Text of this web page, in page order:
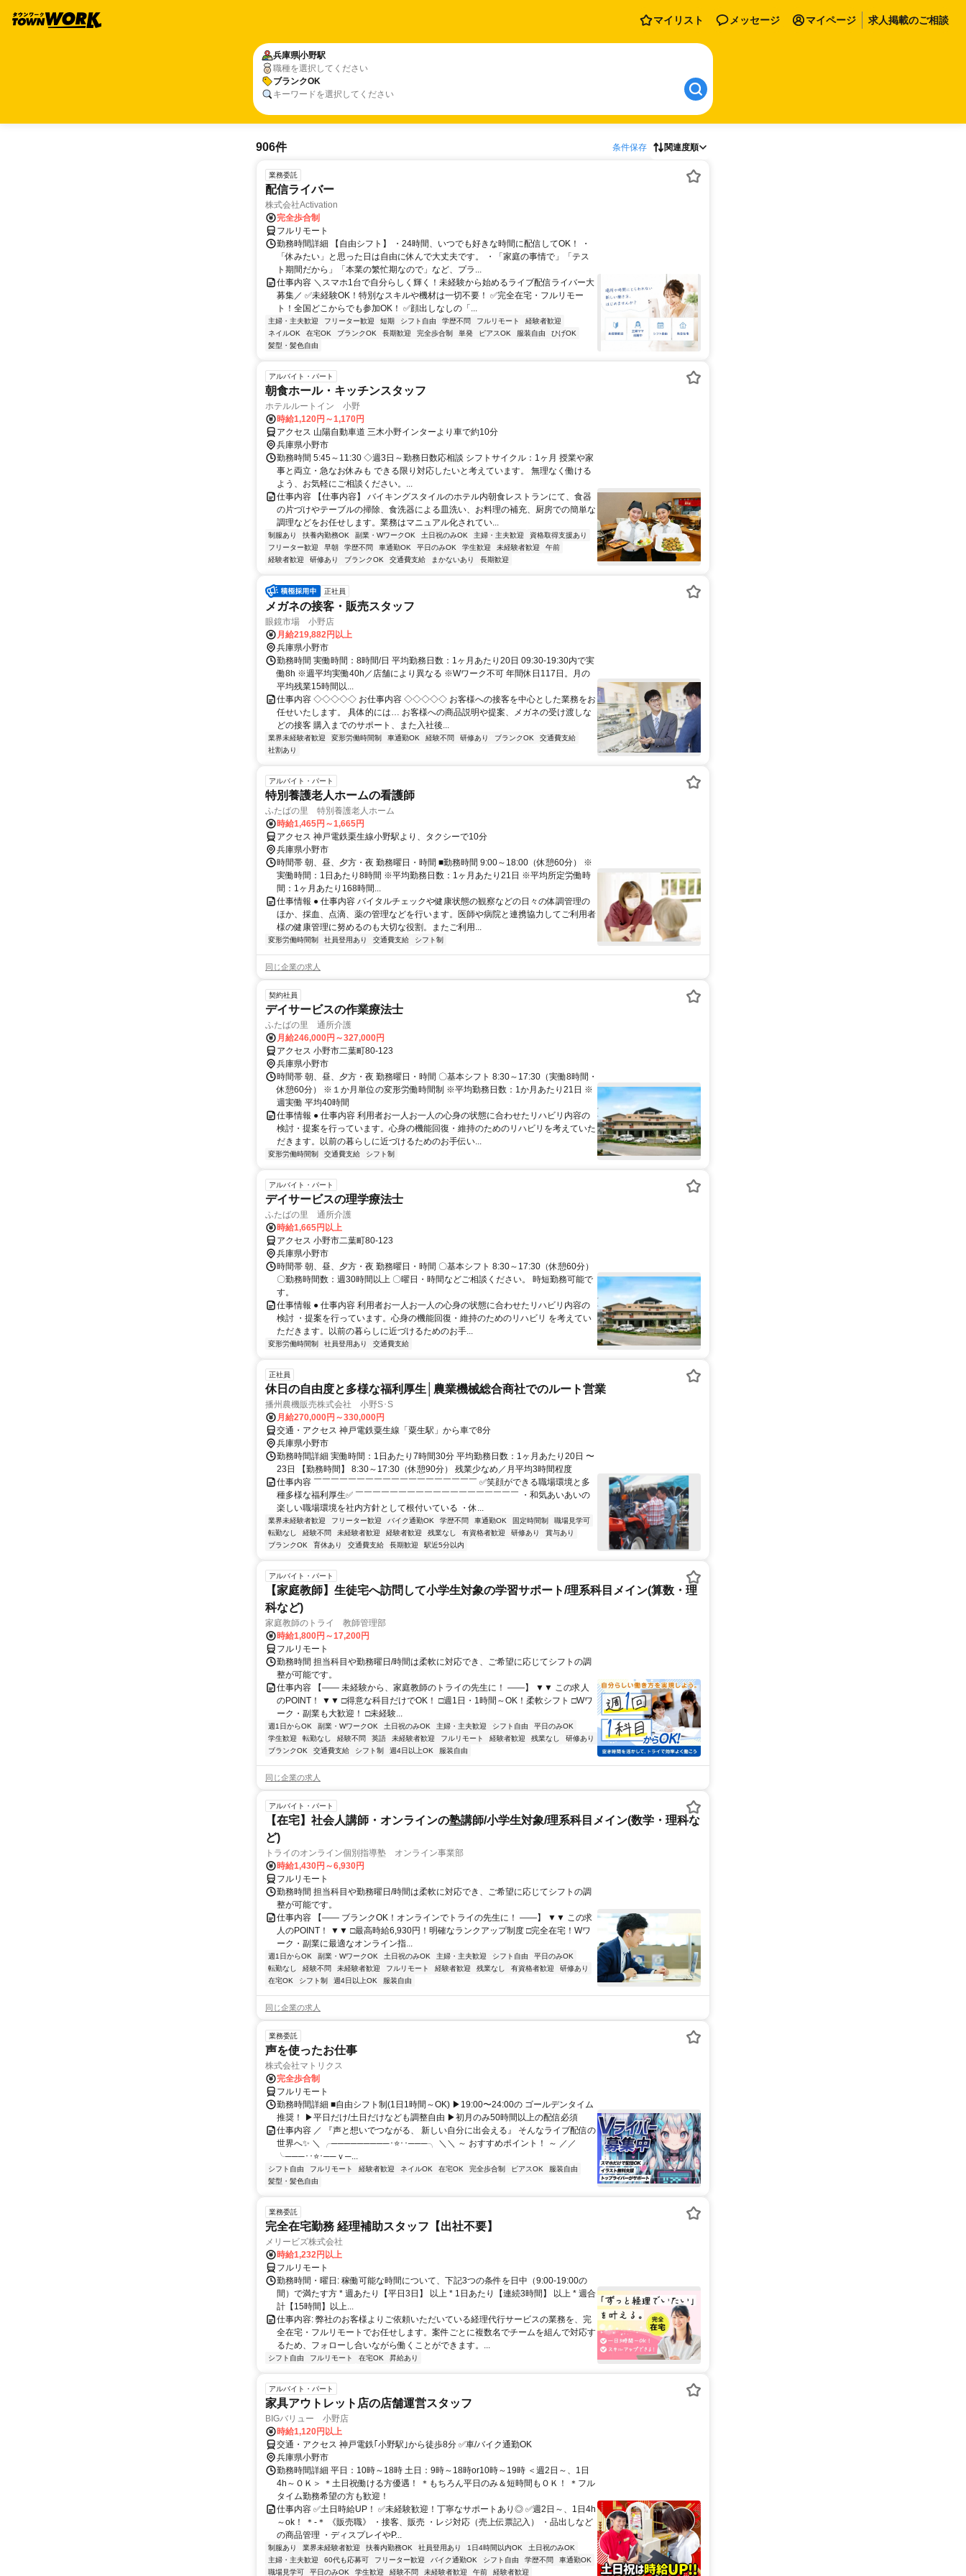
マイリスト メッセージ マイページ 求人掲載のご相談
兵庫県小野駅
職種を選択してください
ブランクOK
キーワードを選択してください
906件 条件保存 関連度順
業務委託
配信ライバー
株式会社Activation
完全歩合制
フルリモート
勤務時間詳細 【自由シフト】 ・24時間、いつでも好きな時間に配信してOK！ ・
「休みたい」と思った日は自由に休んで大丈夫です。 ・「家庭の事情で」「テス
ト期間だから」「本業の繁忙期なので」など、プラ...
仕事内容 ＼スマホ1台で自分らしく輝く！未経験から始めるライブ配信ライバー大
募集／ ✅未経験OK！特別なスキルや機材は一切不要！ ✅完全在宅・フルリモー
ト！全国どこからでも参加OK！ ✅顔出しなしの「...
主婦・主夫歓迎 フリーター歓迎 短期 シフト自由 学歴不問 フルリモート
経験者歓迎
ネイルOK
在宅OK ブランクOK 長期歓迎 完全歩合制 単発 ピアスOK 服装自由
ひげOK
髪型・髪色自由
アルバイト・パート
朝食ホール・キッチンスタッフ
ホテルルートイン 小野
時給1,120円～1,170円
アクセス 山陽自動車道 三木小野インターより車で約10分
兵庫県小野市
勤務時間 5:45～11:30 ◇週3日～勤務日数応相談 シフトサイクル：1ヶ月 授業や家
事と両立・急なお休みも できる限り対応したいと考えています。 無理なく働ける
よう、お気軽にご相談ください。...
仕事内容 【仕事内容】 バイキングスタイルのホテル内朝食レストランにて、食器
の片づけやテーブルの掃除、食洗器による皿洗い、お料理の補充、厨房での簡単な
調理などをお任せします。業務はマニュアル化されてい...
制服あり 扶養内勤務OK 副業・WワークOK 土日祝のみOK 主婦・主夫歓迎
資格取得支援あり
フリーター歓迎
早朝 学歴不問 車通勤OK 平日のみOK 学生歓迎 未経験者歓迎
午前
経験者歓迎
研修あり ブランクOK 交通費支給 まかないあり 長期歓迎
正社員
メガネの接客・販売スタッフ
眼鏡市場 小野店
月給219,882円以上
兵庫県小野市
勤務時間 実働時間：8時間/日 平均勤務日数：1ヶ月あたり20日 09:30-19:30内で実
働8h ※週平均実働40h／店舗により異なる ※Wワーク不可 年間休日117日。月の
平均残業15時間以...
仕事内容 ◇◇◇◇◇ お仕事内容 ◇◇◇◇◇ お客様への接客を中心とした業務をお
任せいたします。 具体的には… お客様への商品説明や提案、メガネの受け渡しな
どの接客 購入までのサポート、また入社後...
業界未経験者歓迎 変形労働時間制 車通勤OK 経験不問 研修あり ブランクOK
交通費支給
社割あり
アルバイト・パート
特別養護老人ホームの看護師
ふたばの里 特別養護老人ホーム
時給1,465円～1,665円
アクセス 神戸電鉄栗生線小野駅より、タクシーで10分
兵庫県小野市
時間帯 朝、昼、夕方・夜 勤務曜日・時間 ■勤務時間 9:00～18:00（休憩60分） ※
実働時間：1日あたり8時間 ※平均勤務日数：1ヶ月あたり21日 ※平均所定労働時
間：1ヶ月あたり168時間...
仕事情報 ● 仕事内容 バイタルチェックや健康状態の観察などの日々の体調管理の
ほか、採血、点滴、薬の管理などを行います。医師や病院と連携協力してご利用者
様の健康管理に努めるのも大切な役割。またご利用...
変形労働時間制 社員登用あり 交通費支給 シフト制
同じ企業の求人
契約社員
デイサービスの作業療法士
ふたばの里 通所介護
月給246,000円～327,000円
アクセス 小野市二葉町80-123
兵庫県小野市
時間帯 朝、昼、夕方・夜 勤務曜日・時間 〇基本シフト 8:30～17:30（実働8時間・
休憩60分） ※１か月単位の変形労働時間制 ※平均勤務日数：1か月あたり21日 ※
週実働 平均40時間
仕事情報 ● 仕事内容 利用者お一人お一人の心身の状態に合わせたリハビリ内容の
検討・提案を行っています。心身の機能回復・維持のためのリハビリを考えていた
だきます。以前の暮らしに近づけるためのお手伝い...
変形労働時間制 交通費支給 シフト制
アルバイト・パート
デイサービスの理学療法士
ふたばの里 通所介護
時給1,665円以上
アクセス 小野市二葉町80-123
兵庫県小野市
時間帯 朝、昼、夕方・夜 勤務曜日・時間 〇基本シフト 8:30～17:30（休憩60分）
〇勤務時間数：週30時間以上 〇曜日・時間などご相談ください。 時短勤務可能で
す。
仕事情報 ● 仕事内容 利用者お一人お一人の心身の状態に合わせたリハビリ内容の
検討 ・提案を行っています。心身の機能回復・維持のためのリハビリ を考えてい
ただきます。以前の暮らしに近づけるためのお手...
変形労働時間制 社員登用あり 交通費支給
正社員
休日の自由度と多様な福利厚生│農業機械総合商社でのルート営業
播州農機販売株式会社 小野S･S
月給270,000円～330,000円
交通・アクセス 神戸電鉄粟生線「粟生駅」から車で8分
兵庫県小野市
勤務時間詳細 実働時間：1日あたり7時間30分 平均勤務日数：1ヶ月あたり20日 〜
23日 【勤務時間】 8:30～17:30（休憩90分） 残業少なめ／月平均3時間程度
仕事内容 ￣￣￣￣￣￣￣￣￣￣￣￣￣￣￣￣￣￣￣ ✅笑顔ができる職場環境と多
種多様な福利厚生✅ ￣￣￣￣￣￣￣￣￣￣￣￣￣￣￣￣￣￣￣ ・和気あいあいの
楽しい職場環境を社内方針として根付いている ・休...
業界未経験者歓迎 フリーター歓迎 バイク通勤OK 学歴不問 車通勤OK 固定時間制
職場見学可
転勤なし
経験不問 未経験者歓迎 経験者歓迎 残業なし 有資格者歓迎 研修あり
賞与あり
ブランクOK
育休あり 交通費支給 長期歓迎 駅近5分以内
アルバイト・パート
【家庭教師】生徒宅へ訪問して小学生対象の学習サポート/理系科目メイン(算数・理
科など)
家庭教師のトライ 教師管理部
時給1,800円～17,200円
フルリモート
勤務時間 担当科目や勤務曜日/時間は柔軟に対応でき、ご希望に応じてシフトの調
整が可能です。
仕事内容 【―― 未経験から、家庭教師のトライの先生に！ ――】 ▼▼ この求人
のPOINT！ ▼▼ □得意な科目だけでOK！ □週1日・1時間～OK！柔軟シフト □Wワ
ーク・副業も大歓迎！ □未経験...
週1日からOK 副業・WワークOK 土日祝のみOK 主婦・主夫歓迎 シフト自由
平日のみOK
学生歓迎
転勤なし 経験不問 英語 未経験者歓迎 フルリモート 経験者歓迎 残業なし
研修あり
ブランクOK
交通費支給 シフト制 週4日以上OK 服装自由
同じ企業の求人
アルバイト・パート
【在宅】社会人講師・オンラインの塾講師/小学生対象/理系科目メイン(数学・理科な
ど)
トライのオンライン個別指導塾 オンライン事業部
時給1,430円～6,930円
フルリモート
勤務時間 担当科目や勤務曜日/時間は柔軟に対応でき、ご希望に応じてシフトの調
整が可能です。
仕事内容 【―― ブランクOK！オンラインでトライの先生に！ ――】 ▼▼ この求
人のPOINT！ ▼▼ □最高時給6,930円！明確なランクアップ制度 □完全在宅！Wワ
ーク・副業に最適なオンライン指...
週1日からOK 副業・WワークOK 土日祝のみOK 主婦・主夫歓迎 シフト自由
平日のみOK
転勤なし
経験不問 未経験者歓迎 フルリモート 経験者歓迎 残業なし 有資格者歓迎
研修あり
在宅OK
シフト制 週4日以上OK 服装自由
同じ企業の求人
業務委託
声を使ったお仕事
株式会社マトリクス
完全歩合制
フルリモート
勤務時間詳細 ■自由シフト制(1日1時間～OK) ▶19:00〜24:00の ゴールデンタイム
推奨！ ▶平日だけ/土日だけなども調整自由 ▶初月のみ50時間以上の配信必須
仕事内容 ／ 『声と想いでつながる、 新しい自分に出会える』 そんなライブ配信の
世界へ✨ ＼ ╭─────────･⭐･･───╮ ＼＼ ～ おすすめポイント！ ～ ／／
╰───･･⭐･──ｖ─...
シフト自由 フルリモート 経験者歓迎 ネイルOK 在宅OK 完全歩合制 ピアスOK
服装自由
髪型・髪色自由
業務委託
完全在宅勤務 経理補助スタッフ【出社不要】
メリービズ株式会社
時給1,232円以上
フルリモート
勤務時間・曜日: 稼働可能な時間について、下記3つの条件を日中（9:00-19:00の
間）で満たす方 * 週あたり【平日3日】 以上 * 1日あたり【連続3時間】 以上 * 週合
計【15時間】以上...
仕事内容: 弊社のお客様よりご依頼いただいている経理代行サービスの業務を、完
全在宅・フルリモートでお任せします。案件ごとに複数名でチームを組んで対応す
るため、フォローし合いながら働くことができます。...
シフト自由 フルリモート 在宅OK 昇給あり
アルバイト・パート
家具アウトレット店の店舗運営スタッフ
BIGバリュー 小野店
時給1,120円以上
交通・アクセス 神戸電鉄｢小野駅｣から徒歩8分 ✅車/バイク通勤OK
兵庫県小野市
勤務時間詳細 平日：10時～18時 土日：9時～18時or10時～19時 ＜週2日～、1日
4h～ＯＫ＞ ＊土日祝働ける方優遇！ ＊もちろん平日のみ＆短時間もＯＫ！ ＊フル
タイム勤務希望の方も歓迎！
仕事内容 ✅土日時給UP！ ✅未経験歓迎！丁寧なサポートあり◎ ✅週2日～、1日4h
～ok！ ＊-＊ 《販売職》 ・接客、販売 ・レジ対応（売上伝票記入） ・品出しなど
の商品管理 ・ディスプレイやP...
制服あり 業界未経験者歓迎 扶養内勤務OK 社員登用あり 1日4時間以内OK
土日祝のみOK
主婦・主夫歓迎
60代も応募可 フリーター歓迎 バイク通勤OK シフト自由 学歴不問
車通勤OK
職場見学可
平日のみOK 学生歓迎 経験不問 未経験者歓迎 午前 経験者歓迎